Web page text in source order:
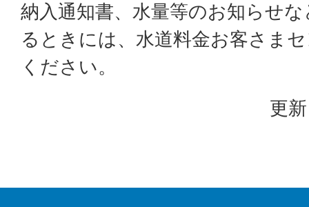
納入通知書、水量等のお知らせ
るときには、水道料金お客さま
ください。
更